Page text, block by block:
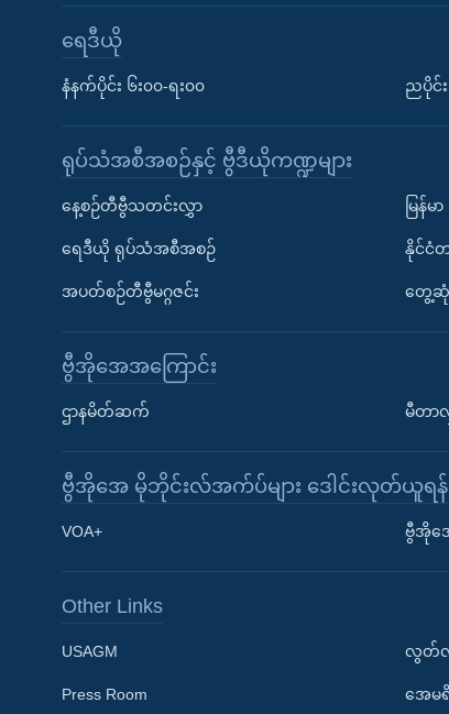
Learning English
ဘာသာစကားများ
ရေဒီယို
နံနက်ပိုင်း ၆း၀၀-ရး၀၀ ညပိုင်း
ရုပ်သံအစီအစဉ်နှင့် ဗွီဒီယိုကဏ္ဍများ
နေ့စဉ်တီဗွီသတင်းလွှာ
ရေဒီယို ရုပ်သံအစီအစဉ်
အပတ်စဉ်တီဗွီမဂ္ဂဇင်း
မြန်မာ
နိုင်ငံ
တွေ့ဆုံမ
ဗွီအိုအေအကြောင်း
ဌာနမိတ်ဆက် မီတာလှို
ဗွီအိုအေ မိုဘိုင်းလ်အက်ပ်များ ဒေါင်းလုတ်ယူရန်
VOA+ ဗွီအိုအ
Other Links
USAGM
Press Room
လွတ်လ
အေမရိ